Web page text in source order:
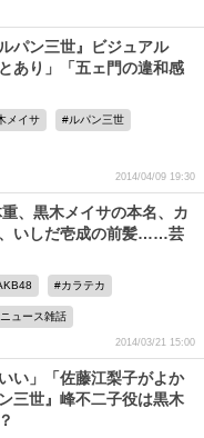
パン三世』ビジュアル
あり」「五ェ門の違和感
メイサ ルパン三世
2014/04/09 19:30
、黒木メイサの本名、カ
いしだ壱成の前髪……芸
カラテカ
ュース雑話
2014/03/21 15:00
い」「佐藤江梨子がよか
三世』峰不二子役は黒木